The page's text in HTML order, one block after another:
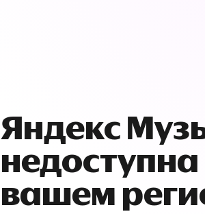
Яндекс
недоступна
вашем